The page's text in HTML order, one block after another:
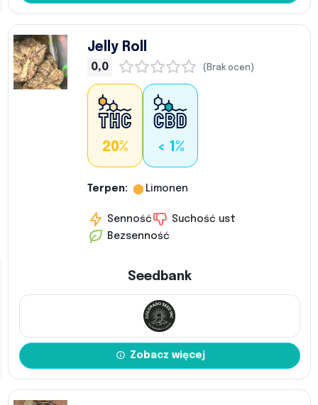
Jelly Roll
0,0 (Brak ocen)
20% < 1%
Terpen: Limonen
Senność
Suchość ust
Bezsenność
Seedbank
Zobacz więcej